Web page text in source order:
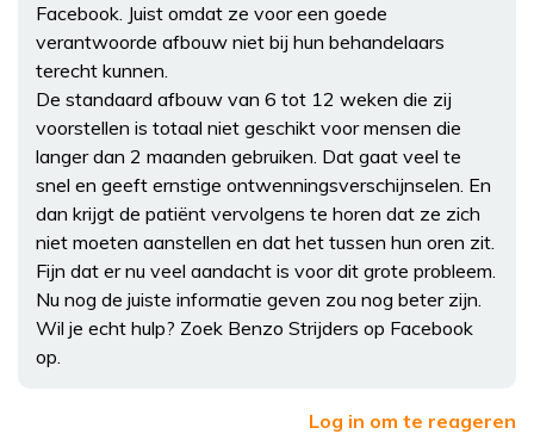
Facebook. Juist omdat ze voor een goede
verantwoorde afbouw niet bij hun behandelaars
terecht kunnen.
De standaard afbouw van 6 tot 12 weken die zij
voorstellen is totaal niet geschikt voor mensen die
langer dan 2 maanden gebruiken. Dat gaat veel te
snel en geeft ernstige ontwenningsverschijnselen. En
dan krijgt de patiënt vervolgens te horen dat ze zich
niet moeten aanstellen en dat het tussen hun oren zit.
Fijn dat er nu veel aandacht is voor dit grote probleem.
Nu nog de juiste informatie geven zou nog beter zijn.
Wil je echt hulp? Zoek Benzo Strijders op Facebook
op.
Log in om te reageren